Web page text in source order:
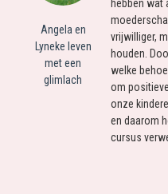
Angela en
Lyneke leven
met een
glimlach
hebben wat
vrijwilliger,
houden.
welke
om
onze
en daarom
cursus